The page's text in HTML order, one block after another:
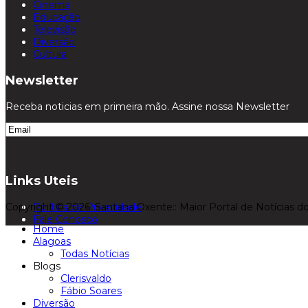
Cinema
Educação
Televisão
Diversão
Cultura
Newsletter
Receba noticias em primeira mão. Assine nossa Newsletter
Links Uteis
Política de Privacidade
Fale Conosco
Copyright © 2026. Santana Oxente:: Maior Portal de Notícias
Home
Alagoas
Todas Notícias
Blogs
Clerisvaldo
Fábio Soares
Diversão